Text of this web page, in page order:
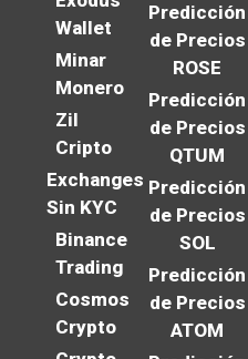
Wallet
Minar
Monero
Zil
Cripto
Exchanges
Sin KYC
Binance
Trading
Cosmos
Crypto
Predicción
de Precios
ROSE
Predicción
de Precios
QTUM
Predicción
de Precios
SOL
Predicción
de Precios
ATOM